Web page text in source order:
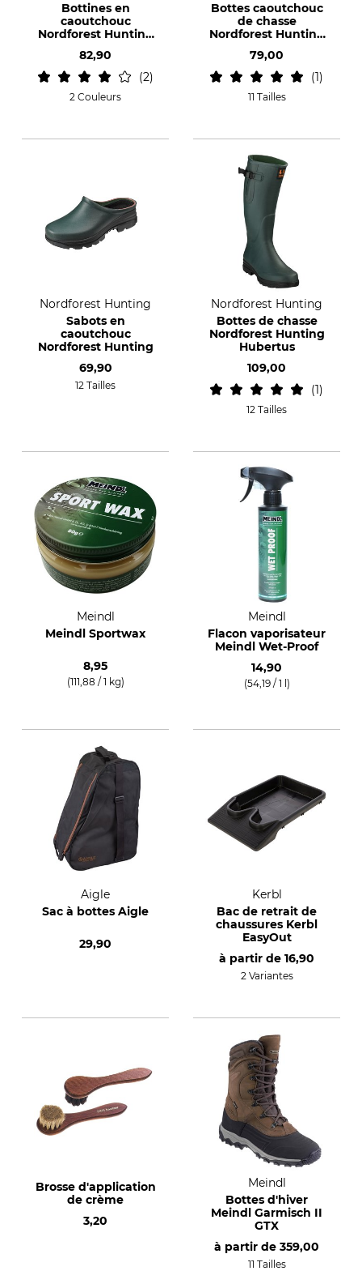
Bottines en
caoutchouc
Nordforest Hunting
82,90
2
2 Couleurs
Bottes caoutchouc
de chasse
Nordforest Hunting
79,00
1
11 Tailles
Nordforest Hunting
Sabots en
caoutchouc
Nordforest Hunting
69,90
12 Tailles
Nordforest Hunting
Bottes de chasse
Nordforest Hunting
Hubertus
109,00
1
12 Tailles
Meindl
Meindl Sportwax
8,95
(111,88 / 1 kg)
Meindl
Flacon vaporisateur
Meindl Wet-Proof
14,90
(54,19 / 1 l)
Aigle
Sac à bottes Aigle
29,90
Kerbl
Bac de retrait de
chaussures Kerbl
EasyOut
à partir de 16,90
2 Variantes
Brosse d'application
de crème
3,20
Meindl
Bottes d'hiver
Meindl Garmisch II
GTX
à partir de 359,00
11 Tailles